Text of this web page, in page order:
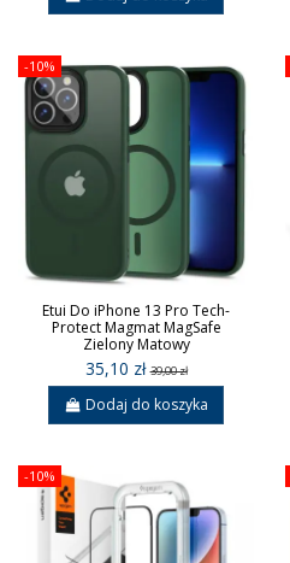
-10%
Etui Do iPhone 13 Pro Tech-
Protect Magmat MagSafe
Zielony Matowy
35,10 zł39,00 zł
Dodaj do koszyka
-10%